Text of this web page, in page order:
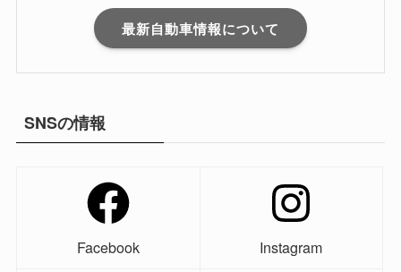
最新自動車情報について
SNSの情報
Facebook Instagram